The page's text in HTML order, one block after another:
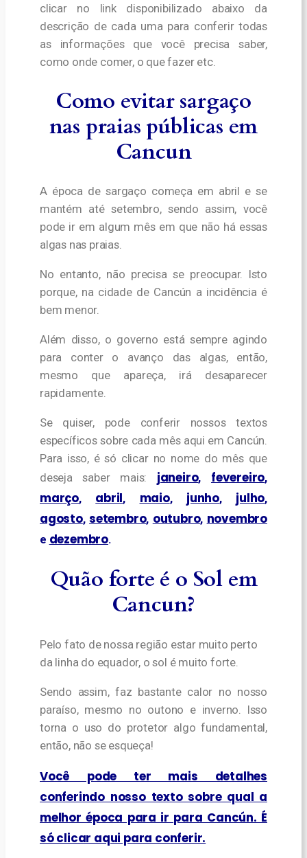
clicar no link disponibilizado abaixo da
descrição de cada uma para conferir todas
as informações que você precisa saber,
como onde comer, o que fazer etc.
Como evitar sargaço
nas praias públicas em
Cancun
A época de sargaço começa em abril e se
mantém até setembro, sendo assim, você
pode ir em algum mês em que não há essas
algas nas praias.
No entanto, não precisa se preocupar. Isto
porque, na cidade de Cancún a incidência é
bem menor.
Além disso, o governo está sempre agindo
para conter o avanço das algas, então,
mesmo que apareça, irá desaparecer
rapidamente.
Se quiser, pode conferir nossos textos
específicos sobre cada mês aqui em Cancún.
Para isso, é só clicar no nome do mês que
deseja saber mais: janeiro, fevereiro,
março, abril, maio, junho, julho,
agosto,setembro, outubro, novembro
e dezembro.
Quão forte é o Sol em
Cancun?
Pelo fato de nossa região estar muito perto
da linha do equador, o sol é muito forte.
Sendo assim, faz bastante calor no nosso
paraíso, mesmo no outono e inverno. Isso
torna o uso do protetor algo fundamental,
então, não se esqueça!
Você pode ter mais detalhes
conferindo nosso texto sobre qual a
melhor época para ir para Cancún. É
só clicar aqui para conferir.